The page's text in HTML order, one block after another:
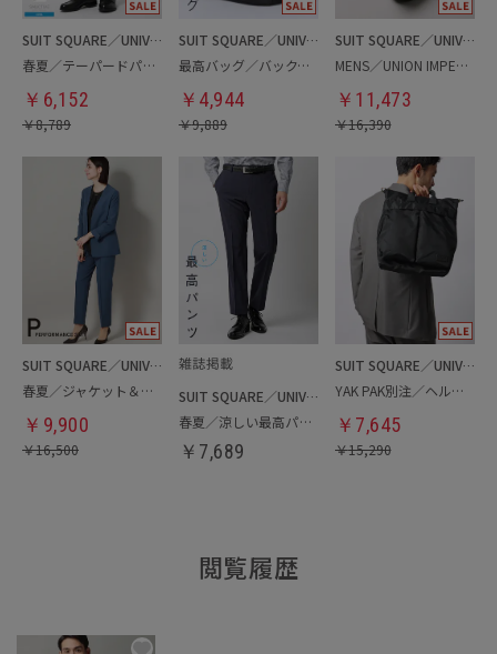
SUIT SQUARE／UNIVERSAL LANGUAGE
春夏／テーパードパンツ
￥ 6,152
￥8,789
SUIT SQUARE／UNIVERSAL LANGUAGE
最高バッグ／バックパック
￥ 4,944
￥9,889
SUIT SQUARE／UNIVERSAL LANGUAGE
MENS／UNION IMPERIAL監修／コインローファー
￥ 11,473
￥16,390
SUIT SQUARE／UNIVERSAL LANGUAGE／WHITE
春夏／ジャケット＆パンツセットアップ／洗濯ネット付き
￥ 9,900
￥16,500
SUIT SQUARE／UNIVERSAL LANGUAGE
春夏／涼しい最高パンツ
￥ 7,689
SUIT SQUARE／UNIVERSAL LANGUAGE
YAK PAK別注／ヘルメットバッグ
￥ 7,645
￥15,290
閲覧履歴